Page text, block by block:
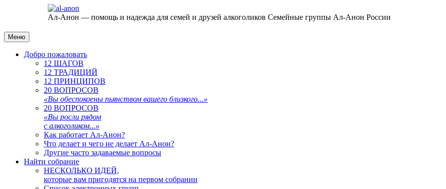
Ал-Анон — помощь и надежда для семей и друзей алкоголиков Семейные группы Ал-Анон России
Меню
Добро пожаловать
12 ШАГОВ
12 ТРАДИЦИЙ
12 ПРИНЦИПОВ
20 ВОПРОСОВ
«Вы обеспокоены пьянством вашего близкого...»
20 ВОПРОСОВ
«Вы росли рядом
с алкоголиком...»
Как работает Ал-Анон?
Что делает и чего не делает Ал-Анон?
Другие часто задаваемые вопросы
Найти собрание
НЕСКОЛЬКО ИДЕЙ,
которые вам пригодятся на первом собрании